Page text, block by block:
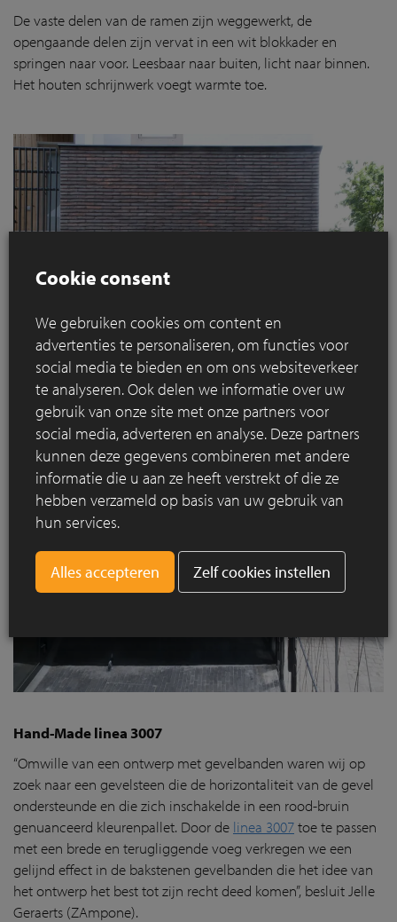
De vaste delen van de ramen zijn weggewerkt, de
opengaande delen zijn vervat in een wit blokkader en
springen naar voor. Leesbaar naar buiten, licht naar binnen.
Het houten schrijnwerk voegt warmte toe.
Hand-Made linea 3007
“Omwille van een ontwerp met gevelbanden waren wij op
zoek naar een gevelsteen die de horizontaliteit van de gevel
ondersteunde en die zich inschakelde in een rood-bruin
genuanceerd kleurenpallet. Door de linea 3007toe te passen
met een brede en terugliggende voeg verkregen we een
gelijnd effect in de bakstenen gevelbanden die het idee van
het ontwerp het best tot zijn recht deed komen”, besluit Jelle
Geraerts (ZAmpone).
Cookie consent
We gebruiken cookies om content en
advertenties te personaliseren, om functies voor
social media te bieden en om ons websiteverkeer
te analyseren. Ook delen we informatie over uw
gebruik van onze site met onze partners voor
social media, adverteren en analyse. Deze partners
kunnen deze gegevens combineren met andere
informatie die u aan ze heeft verstrekt of die ze
hebben verzameld op basis van uw gebruik van
hun services.
Zelf cookies instellen